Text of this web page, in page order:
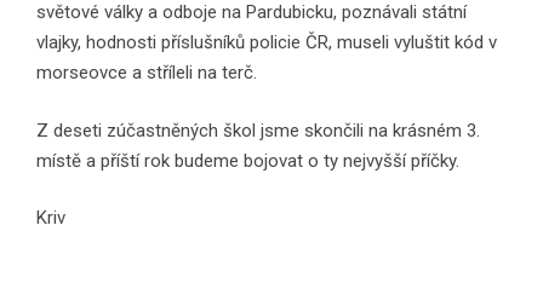
světové války a odboje na Pardubicku, poznávali státní
vlajky, hodnosti příslušníků policie ČR, museli vyluštit kód v
morseovce a stříleli na terč.
Z deseti zúčastněných škol jsme skončili na krásném 3.
místě a příští rok budeme bojovat o ty nejvyšší příčky.
Kriv